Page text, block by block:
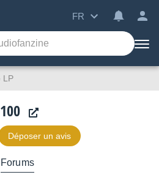
FR
LP
Déposer un avis
Forums